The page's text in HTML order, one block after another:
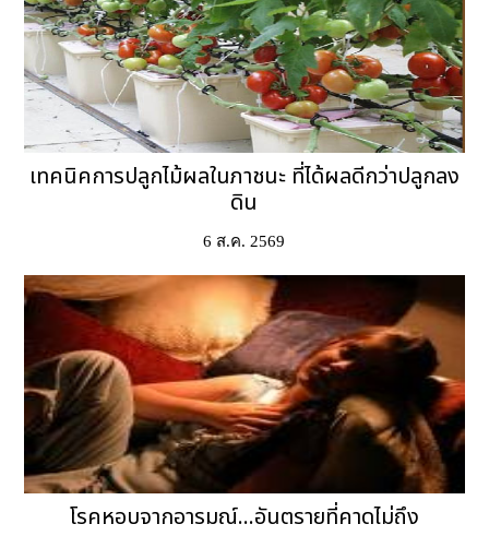
เทคนิคการปลูกไม้ผลในภาชนะ ที่ได้ผลดีกว่าปลูกลง
ดิน
6 ส.ค. 2569
โรคหอบจากอารมณ์...อันตรายที่คาดไม่ถึง